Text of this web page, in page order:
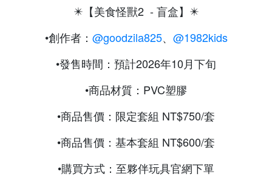
✴️【美食怪獸2 - 盲盒】✴️
•創作者： @goodzila825、 @1982kids
•發售時間：預計2026年10月下旬
•商品材質：PVC塑膠
•商品售價：限定套組 NT$750/套
•商品售價：基本套組 NT$600/套
•購買方式：至夥伴玩具官網下單